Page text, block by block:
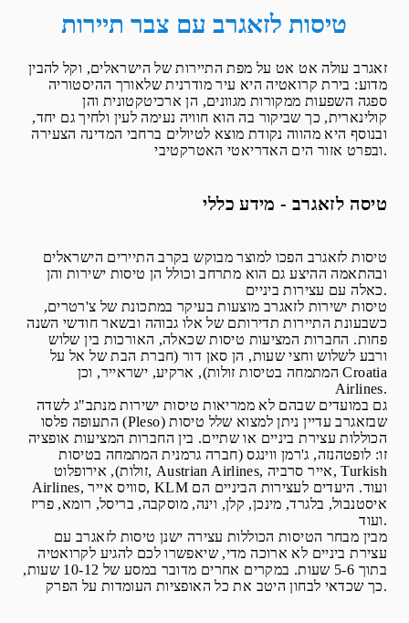
טיסות לזאגרב עם צבר תיירות
זאגרב עולה אט אט על מפת התיירות של הישראלים, וקל להבין
מדוע: בירת קרואטיה היא עיר מודרנית שלאורך ההיסטוריה
ספגה השפעות ממקורות מגוונים, הן ארכיטקטונית והן
קולינארית, כך שביקור בה הוא חוויה נעימה לעין ולחיך גם יחד,
ובנוסף היא מהווה נקודת מוצא לטיולים ברחבי המדינה הצעירה
ובפרט אזור הים האדריאטי האטרקטיבי.
טיסה לזאגרב - מידע כללי
טיסות לזאגרב הפכו למוצר מבוקש בקרב התיירים הישראלים
ובהתאמה ההיצע גם הוא מתרחב וכולל הן טיסות ישירות והן
כאלה עם עצירות ביניים.
טיסות ישירות לזאגרב מוצעות בעיקר במתכונת של צ'רטרים,
כשבעונת התיירות תדירותם של אלו גבוהה ובשאר חודשי השנה
פחות. החברות המציעות טיסות שכאלה, האורכות בין שלוש
ורבע לשלוש וחצי שעות, הן סאן דור (חברת הבת של אל על
המתמחה בטיסות זולות), ארקיע, ישראייר, וכן Croatia
Airlines.
גם במועדים שבהם לא ממריאות טיסות ישירות מנתב"ג לשדה
התעופה פלסו (Pleso) שבזאגרב עדיין ניתן למצוא שלל טיסות
הכוללות עצירת ביניים או שתיים. בין החברות המציעות אופציה
זו: לופטהנזה, ג'רמן ווינגס (חברה גרמנית המתמחה בטיסות
זולות), אירופלוט, Austrian Airlines, אייר סרביה, Turkish
Airlines, סוויס אייר, KLM ועוד. היעדים לעצירות הביניים הם
איסטנבול, בלגרד, מינכן, קלן, וינה, מוסקבה, בריסל, רומא, פריז
ועוד.
מבין מבחר הטיסות הכוללות עצירה ישנן טיסות לזאגרב עם
עצירת ביניים לא ארוכה מדי, שיאפשרו לכם להגיע לקרואטיה
בתוך 5-6 שעות. במקרים אחרים מדובר במסע של 10-12 שעות,
כך שכדאי לבחון היטב את כל האופציות העומדות על הפרק.